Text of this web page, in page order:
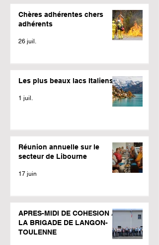
Chères adhérentes chers
adhérents
26 juil.
Les plus beaux lacs Italiens
1 juil.
Réunion annuelle sur le
secteur de Libourne
17 juin
APRES-MIDI DE COHESION A
LA BRIGADE DE LANGON-
TOULENNE